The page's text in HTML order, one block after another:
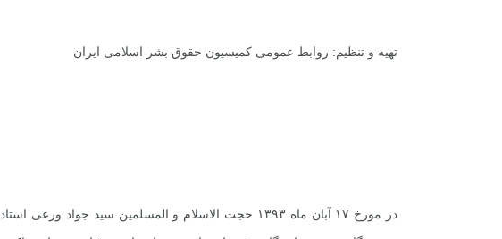
تهیه و تنظیم: روابط عمومی کمیسیون حقوق بشر اسلامی ایران
در مورخ ۱۷ آبان ماه ۱۳۹۳ حجت الاسلام و المسلمین سید